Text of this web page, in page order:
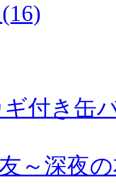
付き缶
～深夜